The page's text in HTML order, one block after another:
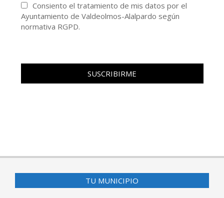
Consiento el tratamiento de mis datos por el
Ayuntamiento de Valdeolmos-Alalpardo según
normativa RGPD.
TU MUNICIPIO